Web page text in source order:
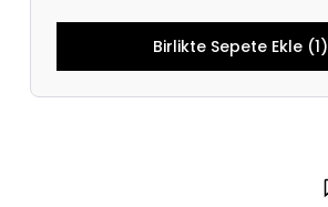
Birlikte Sepete Ekle (1)